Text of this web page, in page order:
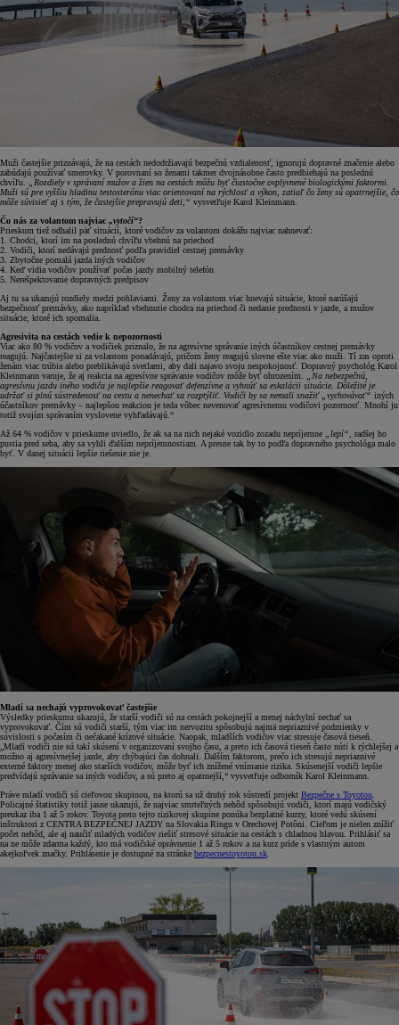
Muži častejšie priznávajú, že na cestách nedodržiavajú bezpečnú vzdialenosť, ignorujú dopravné značenie alebo
zabúdajú používať smerovky. V porovnaní so ženami takmer dvojnásobne často predbiehajú na poslednú
chvíľu.
„Rozdiely v správaní mužov a žien na cestách môžu byť čiastočne ovplyvnené biologickými faktormi.
Muži sú pre vyššiu hladinu testosterónu viac orientovaní na rýchlosť a výkon, zatiaľ čo ženy sú opatrnejšie, čo
môže súvisieť aj s tým, že častejšie prepravujú deti,“ vysvetľuje Karol Kleinmann.
Čo nás za volantom najviac „vytočí“?
Prieskum tiež odhalil päť situácií, ktoré vodičov za volantom dokážu najviac nahnevať:
1. Chodci, ktorí im na poslednú chvíľu vbehnú na priechod
2. Vodiči, ktorí nedávajú prednosť podľa pravidiel cestnej premávky
3. Zbytočne pomalá jazda iných vodičov
4. Keď vidia vodičov používať počas jazdy mobilný telefón
5. Nerešpektovanie dopravných predpisov
Aj tu sa ukazujú rozdiely medzi pohlaviami. Ženy za volantom viac hnevajú situácie, ktoré narúšajú
bezpečnosť premávky, ako napríklad vbehnutie chodca na priechod či nedanie prednosti v jazde, a mužov
situácie, ktoré ich spomalia.
Agresivita na cestách vedie k nepozornosti
Viac ako 80 % vodičov a vodičiek priznalo, že na agresívne správanie iných účastníkov cestnej premávky
reagujú. Najčastejšie si za volantom ponadávajú, pričom ženy reagujú slovne ešte viac ako muži. Tí zas oproti
ženám viac trúbia alebo preblikávajú svetlami, aby dali najavo svoju nespokojnosť. Dopravný psychológ Karol
Kleinmann varuje, že aj reakcia na agresívne správanie vodičov môže byť ohrozením.
„Na nebezpečnú,
agresívnu jazdu iného vodiča je najlepšie reagovať defenzívne a vyhnúť sa eskalácii situácie. Dôležité je
udržať si plnú sústredenosť na cestu a nenechať sa rozptýliť. Vodiči by sa nemali snažiť „vychovávať“ iných
účastníkov premávky – najlepšou reakciou je teda vôbec nevenovať agresívnemu vodičovi pozornosť. Mnohí ju
totiž svojím správaním vyslovene vyhľadávajú.“
Až 64 % vodičov v prieskume uviedlo, že ak sa na nich nejaké vozidlo zozadu nepríjemne
„lepí“ , radšej ho
pustia pred seba, aby sa vyhli ďalším nepríjemnostiam. A presne tak by to podľa dopravného psychológa malo
byť. V danej situácii lepšie riešenie nie je.
Mladí sa nechajú vyprovokovať častejšie
Výsledky prieskumu ukazujú, že starší vodiči sú na cestách pokojnejší a menej náchylní nechať sa
vyprovokovať. Čím sú vodiči starší, tým viac im nervozitu spôsobujú najmä nepriaznivé podmienky v
súvislosti s počasím či nečakané krízové situácie. Naopak, mladších vodičov viac stresuje časová tieseň.
„Mladí vodiči nie sú takí skúsení v organizovaní svojho času, a preto ich časová tieseň často núti k rýchlejšej a
možno aj agresívnejšej jazde, aby chýbajúci čas dohnali. Ďalším faktorom, prečo ich stresujú nepriaznivé
externé faktory menej ako starších vodičov, môže byť ich znížené vnímanie rizika. Skúsenejší vodiči lepšie
predvídajú správanie sa iných vodičov, a sú preto aj opatrnejší,“ vysvetľuje odborník Karol Kleinmann.
Práve mladí vodiči sú cieľovou skupinou, na ktorú sa už druhý rok sústredí projekt Bezpečne s Toyotou
Policajné štatistiky totiž jasne ukazujú, že najviac smrteľných nehôd spôsobujú vodiči, ktorí majú vodičský
preukaz iba 1 až 5 rokov. Toyota preto tejto rizikovej skupine ponúka bezplatné kurzy, ktoré vedú skúsení
inštruktori z CENTRA BEZPEČNEJ JAZDY na Slovakia Ringu v Orechovej Potôni. Cieľom je nielen znížiť
počet nehôd, ale aj naučiť mladých vodičov riešiť stresové situácie na cestách s chladnou hlavou. Prihlásiť sa
na ne môže zdarma každý, kto má vodičské oprávnenie 1 až 5 rokov a na kurz príde s vlastným autom
akejkoľvek značky. Prihlásenie je dostupné na stránke bezpecnestoyotou.sk